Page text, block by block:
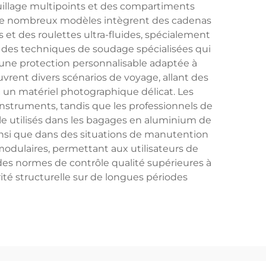
multipoints et des compartiments
nombreux modèles intègrent des cadenas
et des roulettes ultra-fluides, spécialement
techniques de soudage spécialisées qui
protection personnalisable adaptée à
divers scénarios de voyage, allant des
matériel photographique délicat. Les
tandis que les professionnels de
utilisés dans les bagages en aluminium de
que dans des situations de manutention
permettant aux utilisateurs de
normes de contrôle qualité supérieures à
structurelle sur de longues périodes